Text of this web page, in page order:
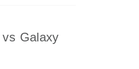
Galaxy